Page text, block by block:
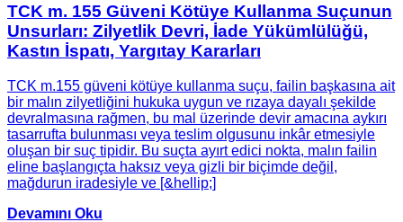
TCK m. 155 Güveni Kötüye Kullanma Suçunun
Unsurları: Zilyetlik Devri, İade Yükümlülüğü,
Kastın İspatı, Yargıtay Kararları
TCK m.155 güveni kötüye kullanma suçu, failin başkasına ait
bir malın zilyetliğini hukuka uygun ve rızaya dayalı şekilde
devralmasına rağmen, bu mal üzerinde devir amacına aykırı
tasarrufta bulunması veya teslim olgusunu inkâr etmesiyle
oluşan bir suç tipidir. Bu suçta ayırt edici nokta, malın failin
eline başlangıçta haksız veya gizli bir biçimde değil,
mağdurun iradesiyle ve [&hellip;]
Devamını Oku